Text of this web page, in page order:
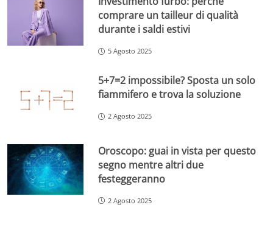
comprare un tailleur di qualità
durante i saldi estivi
5 Agosto 2025
5+7=2 impossibile? Sposta un solo
fiammifero e trova la soluzione
2 Agosto 2025
Oroscopo: guai in vista per questo
segno mentre altri due
festeggeranno
2 Agosto 2025